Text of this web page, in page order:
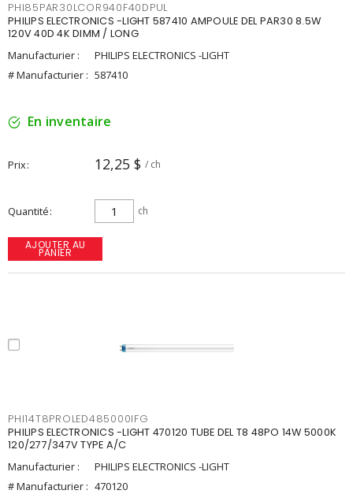
PHI85PAR30LCOR940F40DPUL
PHILIPS ELECTRONICS -LIGHT 587410 AMPOULE DEL PAR30 8.5W
120V 40D 4K DIMM / LONG
Manufacturier :
PHILIPS ELECTRONICS -LIGHT
# Manufacturier : 587410
En inventaire
Prix 12,25 $ / ch
Quantité ch
AJOUTER AU
PANIER
PHI14T8PROLED485000IFG
PHILIPS ELECTRONICS -LIGHT 470120 TUBE DEL T8 48PO 14W 5000K
120/277/347V TYPE A/C
Manufacturier :
PHILIPS ELECTRONICS -LIGHT
# Manufacturier : 470120